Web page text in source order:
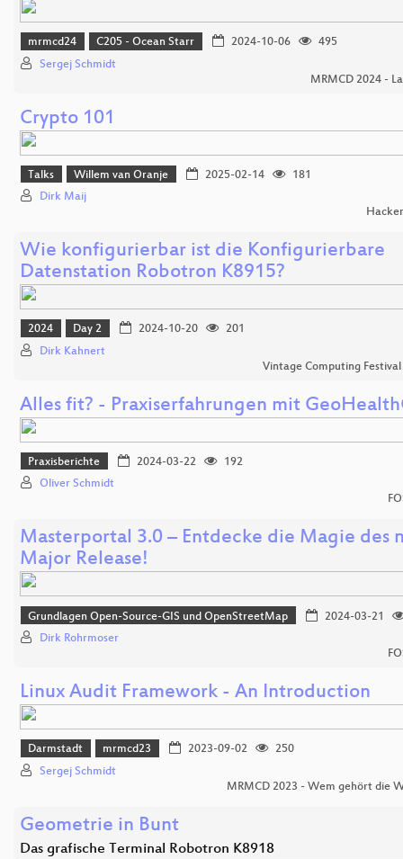
mrmcd24 C205 - Ocean Starr 2024-10-06
495
Sergej Schmidt
MRMCD 2024 -
Crypto 101
Talks Willem van Oranje 2025-02-14
181
Dirk Maij
Wie konfigurierbar ist die Konfigurierbare
Datenstation Robotron K8915?
2024 Day 2 2024-10-20
201
Dirk Kahnert
Vintage Computing
Alles fit? - Praxiserfahrungen mit
Praxisberichte 2024-03-22
192
Oliver Schmidt
Masterportal 3.0 – Entdecke die Magie des
Major Release!
Grundlagen Open-Source-GIS und OpenStreetMap
2024-03-21
Dirk Rohrmoser
Linux Audit Framework - An Introduction
Darmstadt mrmcd23 2023-09-02
250
Sergej Schmidt
MRMCD 2023 - Wem gehört die
Geometrie in Bunt
Das grafische Terminal Robotron K8918